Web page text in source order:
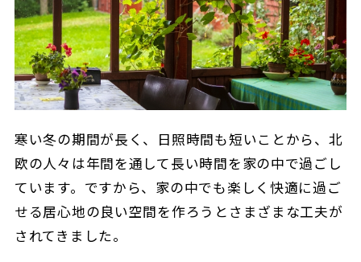
寒い冬の期間が長く、日照時間も短いことから、北
欧の人々は年間を通して長い時間を家の中で過ごし
ています。ですから、家の中でも楽しく快適に過ご
せる居心地の良い空間を作ろうとさまざまな工夫が
されてきました。